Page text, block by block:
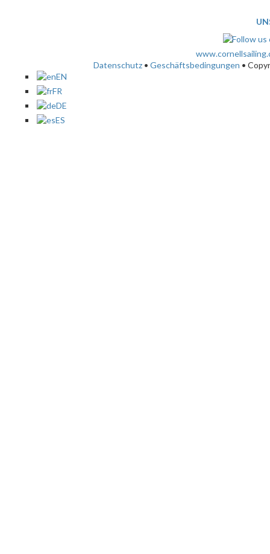
Datenschutz •Geschäftsbedingungen •
EN
FR
DE
ES